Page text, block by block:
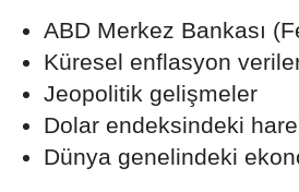
ABD Merkez Bankası
Küresel enflasyon
Jeopolitik gelişmeler
Dolar endeksindeki
Dünya genelindeki